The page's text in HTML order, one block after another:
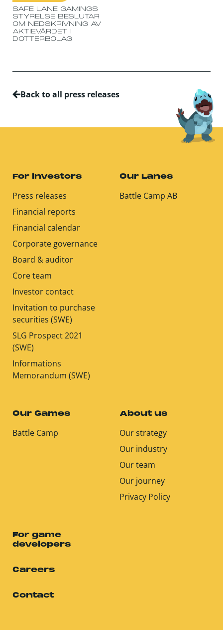
SAFE LANE GAMINGS
STYRELSE BESLUTAR
OM NEDSKRIVNING AV
AKTIEVÄRDET I
DOTTERBOLAG
Back to all press releases
For investors
Press releases
Financial reports
Financial calendar
Corporate governance
Board & auditor
Core team
Investor contact
Invitation to purchase
securities (SWE)
SLG Prospect 2021
(SWE)
Informations
Memorandum (SWE)
Our Lanes
Battle Camp AB
Our Games
Battle Camp
About us
Our strategy
Our industry
Our team
Our journey
Privacy Policy
For game
developers
Careers
Contact